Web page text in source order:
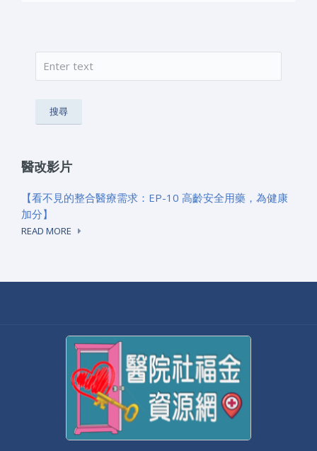
搜尋表單
醫改影片
【看不見的整合醫療需求：EP-10 高齡安全用藥，為健康
加分】
READ MORE